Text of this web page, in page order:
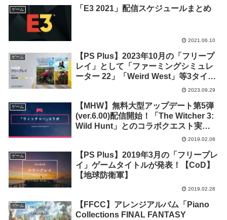
ゲーム 「E3 2021」配信スケジュールまとめ
2021.06.10
ゲーム
【PS Plus】2023年10月の「フリープ
レイ」として「ファーミングシミュレ
ーター 22」「Weird West」等3タイト
2023.09.29
ゲーム
【MHW】無料大型アップデート第5弾
(ver.6.00)配信開始！「The Witcher 3:
Wild Hunt」とのコラボクエスト実
2019.02.08
ゲーム
【PS Plus】2019年3月の「フリープレ
イ」ゲームタイトルが発表！【CoD】
【地球防衛軍】
2019.02.28
ゲーム
【FFCC】アレンジアルバム「Piano
Collections FINAL FANTASY